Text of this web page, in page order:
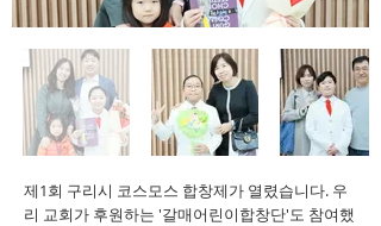
제1회 구리시 코스모스 합창제가 열렸습니다. 우
리 교회가 후원하는 '갈매어린이합창단'도 참여했